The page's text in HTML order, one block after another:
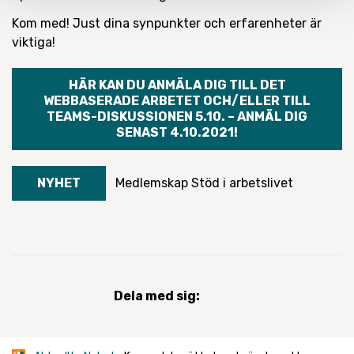
Kom med! Just dina synpunkter och erfarenheter är
viktiga!
HÄR KAN DU ANMÄLA DIG TILL DET
WEBBASERADE ARBETET OCH/ELLER TILL
TEAMS-DISKUSSIONEN 5.10. – ANMÄL DIG
SENAST 4.10.2021!
NYHET Medlemskap Stöd i arbetslivet
Dela med sig: